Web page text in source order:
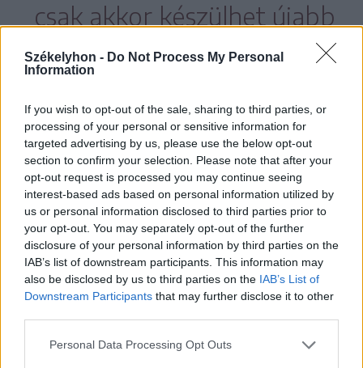
Székelyhon - Do Not Process My Personal
Information
If you wish to opt-out of the sale, sharing to third parties, or
processing of your personal or sensitive information for
targeted advertising by us, please use the below opt-out
section to confirm your selection. Please note that after your
opt-out request is processed you may continue seeing
interest-based ads based on personal information utilized by
us or personal information disclosed to third parties prior to
your opt-out. You may separately opt-out of the further
disclosure of your personal information by third parties on the
IAB’s list of downstream participants. This information may
also be disclosed by us to third parties on the IAB’s List of
Downstream Participants that may further disclose it to other
Personal Data Processing Opt Outs
csak akkor készülhet újabb
évad belőlük, ha elegen
nézik.
Az 1899 viszonylag jól teljesített, ha
hihetünk a marketinggépezetnek, ugyanis
a megjelenését követően nagyon sok
országban került a legnézettebb
sorozatok élvonalába és a dobogó első
helyére, hogy aztán november végén a
Netflix újabb nagyágyúja, aWednesday
letaszítsa onnan.